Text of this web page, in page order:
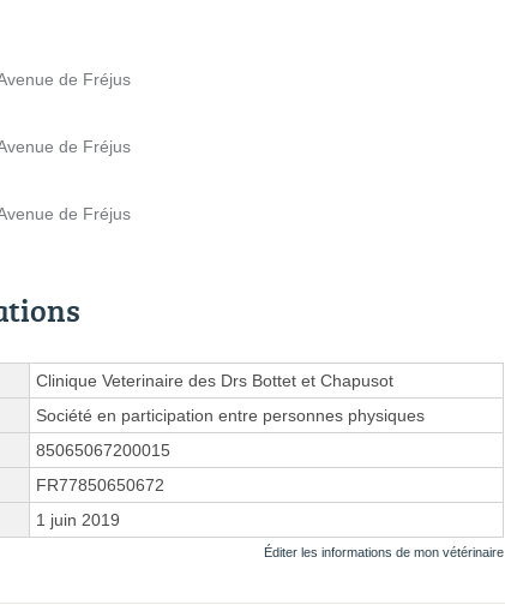
de Fréjus
de Fréjus
de Fréjus
Clinique Veterinaire des Drs Bottet et Chapusot
Société en participation entre personnes physiques
85065067200015
FR77850650672
1 juin 2019
Éditer les informations de mon vétérinaire